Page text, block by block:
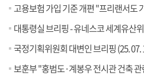
고용보험 가입 기준 개편 "프리랜서도
대통령실 브리핑 - 유네스코 세계유산
국정기획위원회 대변인 브리핑 (25. 07.
보훈부 "홍범도·계봉우 전시관 건축 관련 절차 조속히